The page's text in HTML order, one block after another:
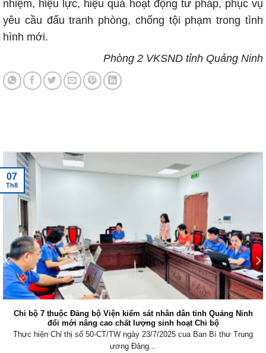
nhiệm, hiệu lực, hiệu quả hoạt động tư pháp, phục vụ
yêu cầu đấu tranh phòng, chống tội phạm trong tình
hình mới.
Phòng 2 VKSND tỉnh Quảng Ninh
Viện kiểm sát nhân dân khu vực 6, Quảng Ninh tăng cường phối
hợp xử lý nợ thuế
Thực hiện Nghị quyết số 205/2025/QH15 của Quốc hội về thí điểm
Viện kiểm sát...
07
Th8